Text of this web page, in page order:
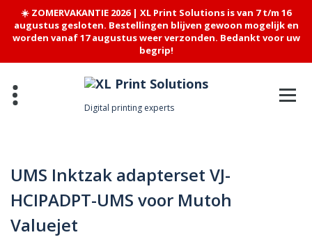
☀️ ZOMERVAKANTIE 2026 | XL Print Solutions is van 7 t/m 16
augustus gesloten. Bestellingen blijven gewoon mogelijk en
worden vanaf 17 augustus weer verzonden. Bedankt voor uw
begrip!
content
Digital printing experts
UMS Inktzak adapterset VJ-
HCIPADPT-UMS voor Mutoh
Valuejet